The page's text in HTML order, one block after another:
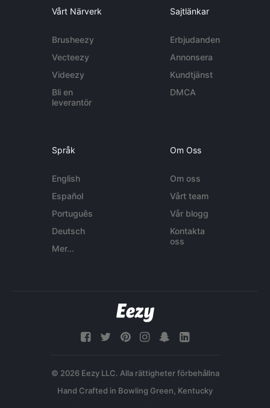
Vårt Närverk
Brusheezy
Vecteezy
Videezy
Bli en
leverantör
Sajtlänkar
Erbjudanden
Annonsera
Kundtjänst
DMCA
Språk
English
Español
Português
Deutsch
Mer...
Om Oss
Om oss
Vårt team
Vår blogg
Kontakta
oss
© 2026 Eezy LLC. Alla rättigheter förbehållna